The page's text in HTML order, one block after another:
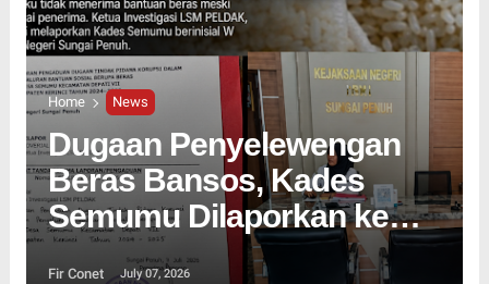
Home News
Dugaan Penyelewengan
Beras Bansos, Kades
Semumu Dilaporkan ke
Kejari Sungai Penuh
Fir Conet July 07, 2026